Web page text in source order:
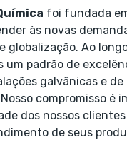
foi fundada
às novas
globalização. Ao
um padrão de
galvânicas e
compromisso é
dos nossos
de seus